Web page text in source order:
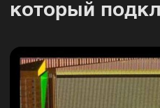
который